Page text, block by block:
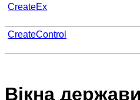
CreateEx
CreateControl
Вікна